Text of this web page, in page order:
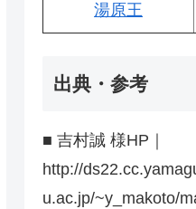
湯原王
出典・参考
■ 吉村誠 様HP｜
http://
u.ac.jp/~y_makoto/